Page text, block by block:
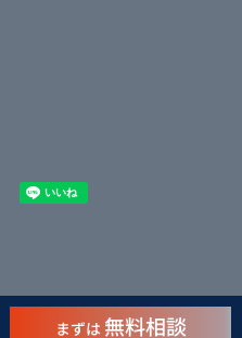
まずは 無料相談